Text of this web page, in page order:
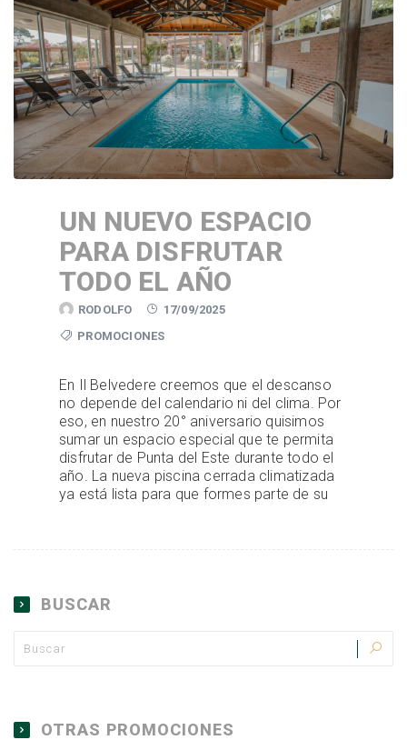
UN NUEVO ESPACIO
PARA DISFRUTAR
TODO EL AÑO
RODOLFO
17/09/2025
PROMOCIONES
En Il Belvedere creemos que el descanso
no depende del calendario ni del clima. Por
eso, en nuestro 20° aniversario quisimos
sumar un espacio especial que te permita
disfrutar de Punta del Este durante todo el
año. La nueva piscina cerrada climatizada
ya está lista para que formes parte de su
BUSCAR
OTRAS PROMOCIONES